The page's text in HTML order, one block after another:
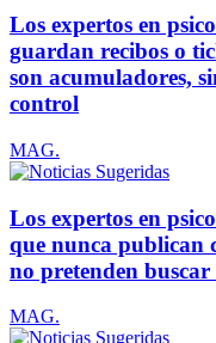
Los expertos en
guardan recibos o
son acumuladores,
control
MAG.
Los expertos en
que nunca publican
no pretenden
MAG.